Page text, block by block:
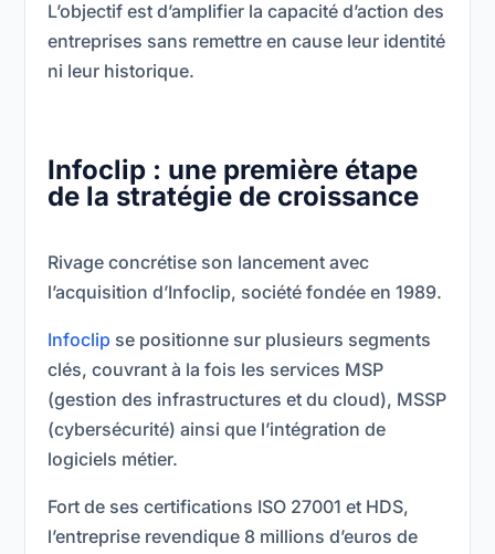
L’objectif est d’amplifier la capacité d’action des
entreprises sans remettre en cause leur identité
ni leur historique.
Infoclip : une première étape
de la stratégie de croissance
Rivage concrétise son lancement avec
l’acquisition d’Infoclip, société fondée en 1989.
Infoclip se positionne sur plusieurs segments
clés, couvrant à la fois les services MSP
(gestion des infrastructures et du cloud), MSSP
(cybersécurité) ainsi que l’intégration de
logiciels métier.
Fort de ses certifications ISO 27001 et HDS,
l’entreprise revendique 8 millions d’euros de